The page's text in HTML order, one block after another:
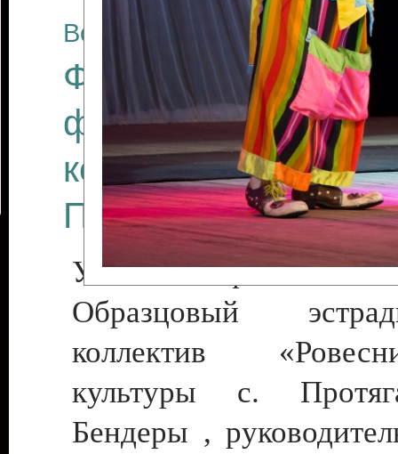
Все отчеты
Финал
фестиваля
коллективов
Приднестровского
Участники фестиваля:
Образцовый
коллектив
культуры с.
Бендеры ,